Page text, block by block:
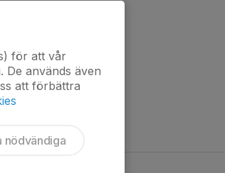
för att vår
De används även
att förbättra
nödvändiga